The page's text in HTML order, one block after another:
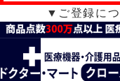
▼ご登録に